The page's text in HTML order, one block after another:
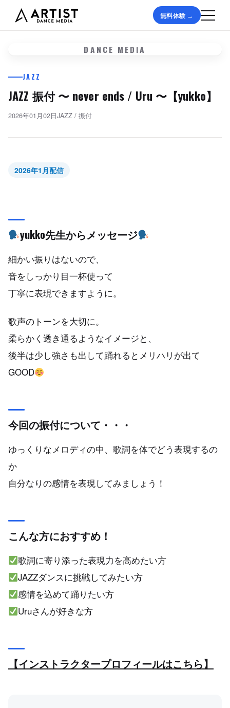
無料体験 →
DANCE MEDIA
JAZZ
JAZZ 振付 〜 never ends / Uru 〜【yukko】
2026年01月02日JAZZ / 振付
2026年1月配信
yukko先生からメッセージ
細かい振りはないので、
音をしっかり目一杯使って
丁寧に表現できますように。
歌声のトーンを大切に。
柔らかく透き通るようなイメージと、
後半は少し強さも出して踊れるとメリハリが出て
GOOD
今回の振付について・・・
ゆっくりなメロディの中、歌詞を体でどう表現するの
か
自分なりの感情を表現してみましょう！
こんな方におすすめ！
歌詞に寄り添った表現力を高めたい方
JAZZダンスに挑戦してみたい方
感情を込めて踊りたい方
Uruさんが好きな方
【インストラクタープロフィールはこちら】